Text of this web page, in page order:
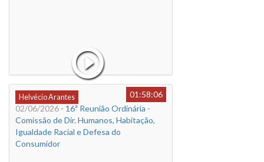
Helvécio Arantes
01:58:06
02/06/2026 - 16ª Reunião Ordinária -
Comissão de Dir. Humanos, Habitação,
Igualdade Racial e Defesa do
Consumidor